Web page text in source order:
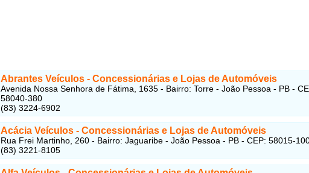
Abrantes Veículos - Concessionárias e Lojas de Automóveis
Avenida Nossa Senhora de Fátima, 1635 - Bairro: Torre - João Pessoa - PB -
58040-380
(83) 3224-6902
Acácia Veículos - Concessionárias e Lojas de Automóveis
Rua Frei Martinho, 260 - Bairro: Jaguaribe - João Pessoa - PB - CEP: 58015-
(83) 3221-8105